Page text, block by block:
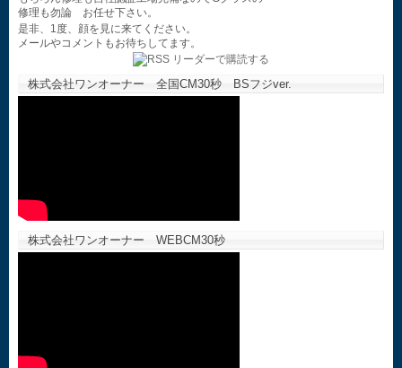
修理も勿論 お任せ下さい。
是非、1度、顔を見に来てください。
メールやコメントもお待ちしてます。
株式会社ワンオーナー 全国CM30秒 BSフジver.
株式会社ワンオーナー WEBCM30秒